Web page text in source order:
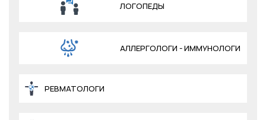
ЛОГОПЕДЫ
АЛЛЕРГОЛОГИ - ИММУНОЛОГИ
РЕВМАТОЛОГИ